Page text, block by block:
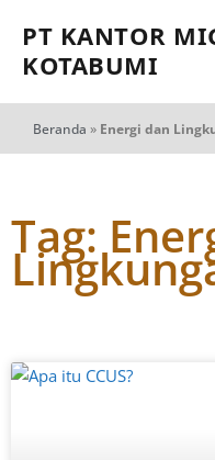
PT KANTOR
KOTABUMI
Beranda » Energi dan
Tag: